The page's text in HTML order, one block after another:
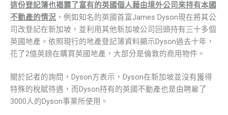
這份登記簿也揭露了富有的英國個人藉由境外公司來持有本國
不動產的情況 ，例如知名的英國首富James Dyson現在將其公
司改登記在新加坡，並利用其他新加坡公司回頭持有三十多個
英國地產。依照現行的地產登記簿資料顯示Dyson過去十年，
花了2億英鎊在購買英國地產，大部分是倫敦的商用物件。
關於記者的詢問，Dyson方表示，Dyson在新加坡並沒有獲得
特殊的稅賦待遇，而Dyson持有的英國不動產也是由聘雇了
3000人的Dyson事業所使用。